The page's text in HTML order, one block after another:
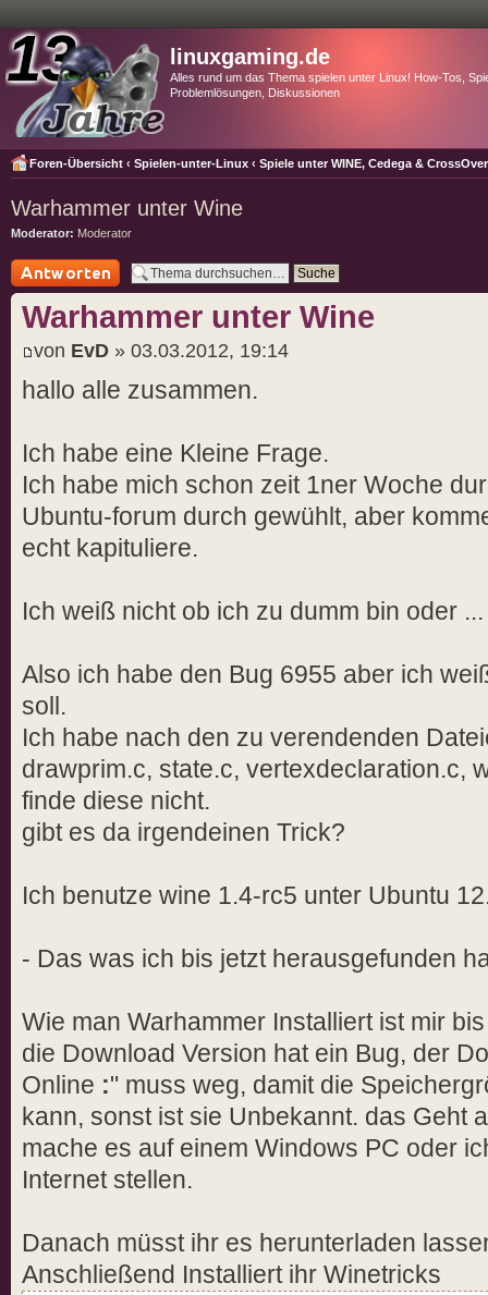
linuxgaming.de
Alles rund um das Thema spielen unter Linux! How-Tos,
Problemlösungen, Diskussionen
Foren-Übersicht ‹ Spielen-unter-Linux ‹ Spiele unter WINE, Cedega &
Warhammer unter Wine
Moderator: Moderator
Antwort schreiben
Warhammer unter Wine
von EvD » 03.03.2012, 19:14
hallo alle zusammen.
Ich habe eine Kleine Frage.
Ich habe mich schon zeit 1ner Woche
Ubuntu-forum durch gewühlt, aber
echt kapituliere.
Ich weiß nicht ob ich zu dumm bin oder
Also ich habe den Bug 6955 aber ich
soll.
Ich habe nach den zu verendenden
drawprim.c, state.c, vertexdeclaration.c,
finde diese nicht.
gibt es da irgendeinen Trick?
Ich benutze wine 1.4-rc5 unter Ubuntu
- Das was ich bis jetzt herausgefunden
Wie man Warhammer Installiert ist mir
die Download Version hat ein Bug, der
Online :" muss weg, damit die
kann, sonst ist sie Unbekannt. das Geht
mache es auf einem Windows PC oder
Internet stellen.
Danach müsst ihr es herunterladen
Anschließend Installiert ihr Winetricks